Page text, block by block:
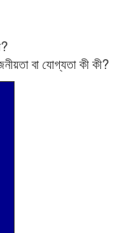
বা যোগ্যতা কী কী?